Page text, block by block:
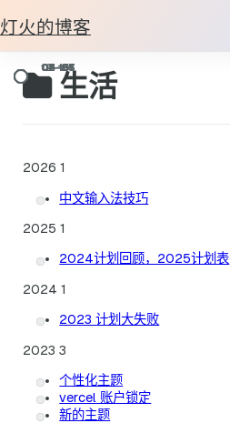
灯火的博客
生活
2026 1
中文输入法技巧
2025 1
2024计划回顾，2025计划表
2024 1
2023 计划大失败
2023 3
个性化主题
vercel 账户锁定
新的主题